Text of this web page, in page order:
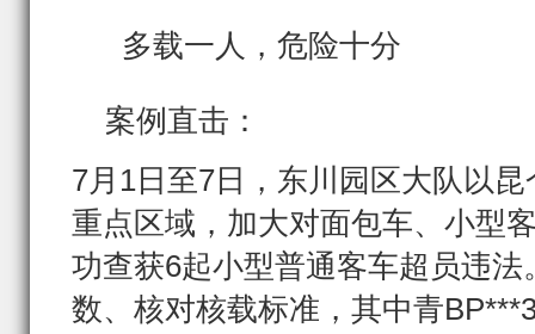
多载一人，危险十分
案例直击：
7月1日至7日，东川园区大队以
重点区域，加大对面包车、小型
功查获6起小型普通客车超员违
数、核对核载标准，其中青